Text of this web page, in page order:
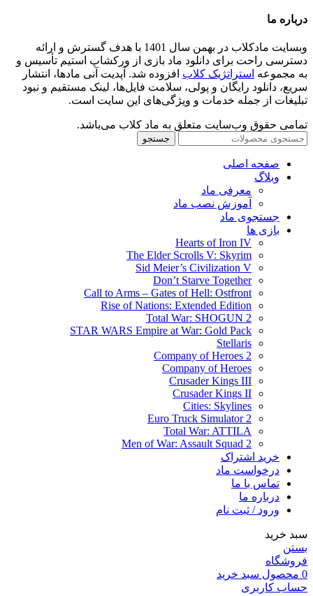
درباره ما
وبسایت مادکلاب در بهمن سال 1401 با هدف گسترش و ارائه
دسترسی راحت برای دانلود ماد بازی از ورکشاپ استیم تأسیس و
به مجموعه استراتژیک کلاب افزوده شد. آپدیت آنی مادها، انتشار
سریع، دانلود رایگان و پولی، سلامت فایل‌ها، لینک مستقیم و نبود
تبلیغات از جمله خدمات و ویژگی‌های این سایت است.
تمامی حقوق وب‌سایت متعلق به ماد کلاب می‌باشد.
جستجو
صفحه اصلی
وبلاگ
معرفی ماد
آموزش نصب ماد
جستجوی ماد
بازی ها
Hearts of Iron IV
The Elder Scrolls V: Skyrim
Sid Meier’s Civilization V
Don’t Starve Together
Call to Arms – Gates of Hell: Ostfront
Rise of Nations: Extended Edition
Total War: SHOGUN 2
STAR WARS Empire at War: Gold Pack
Stellaris
Company of Heroes 2
Company of Heroes
Crusader Kings III
Crusader Kings II
Cities: Skylines
Euro Truck Simulator 2
Total War: ATTILA
Men of War: Assault Squad 2
خرید اشتراک
درخواست ماد
تماس با ما
درباره ما
ورود / ثبت نام
سبد خرید
بستن
فروشگاه
0 محصول سبد خرید
حساب کاربری